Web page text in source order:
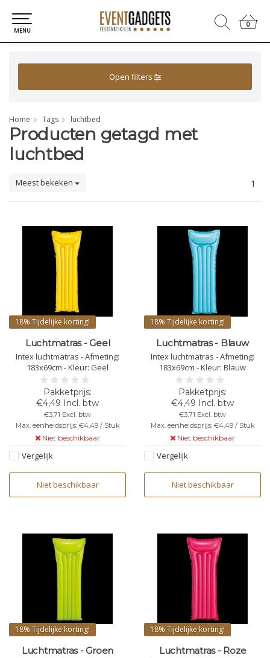
0
0
MENU
Open filters
Home Tags luchtbed
Producten getagd met
luchtbed
Meest bekeken 1
18% Tijdelijke korting!
Luchtmatras - Geel
Intex luchtmatras - Afmeting:
183x69cm - Kleur: Geel
€4,49 Incl. btw
€3,71 Excl. btw
Max. eenheidsprijs: €4,49 / Stuk
Niet beschikbaar
Vergelijk
Niet beschikbaar
18% Tijdelijke korting!
Luchtmatras - Blauw
Intex luchtmatras - Afmeting:
183x69cm - Kleur: Blauw
€4,49 Incl. btw
€3,71 Excl. btw
Max. eenheidsprijs: €4,49 / Stuk
Niet beschikbaar
Vergelijk
Niet beschikbaar
18% Tijdelijke korting!
Luchtmatras - Groen
18% Tijdelijke korting!
Luchtmatras - Roze